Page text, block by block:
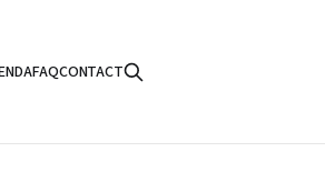
FAQCONTACT